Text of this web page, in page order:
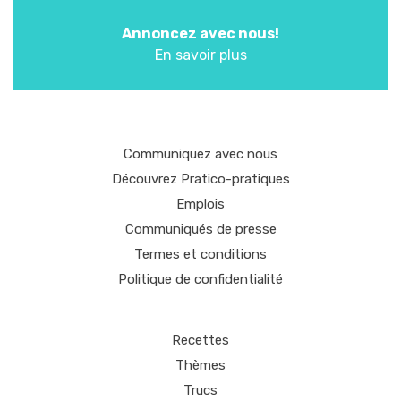
Annoncez avec nous!
En savoir plus
Communiquez avec nous
Découvrez Pratico-pratiques
Emplois
Communiqués de presse
Termes et conditions
Politique de confidentialité
Recettes
Thèmes
Trucs